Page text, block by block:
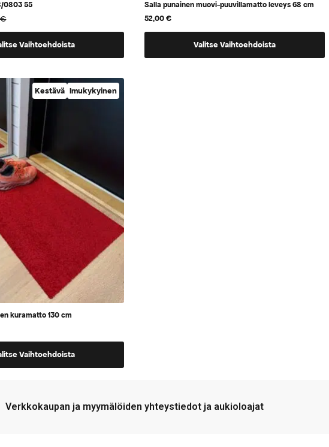
0803 55
€
Vaihtoehdoista
Salla punainen muovi-puuvillamatto leveys 68 cm
52,00€
Valitse Vaihtoehdoista
tuotteella
Kestävä Imukykyinen
kuramatto 130 cm
Vaihtoehdoista
Verkkokaupan ja myymälöiden yhteystiedot ja aukioloajat